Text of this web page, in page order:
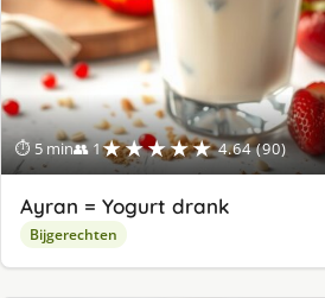
⏱ 5 min👥 1★★★★★ 4.64 (90)
Ayran = Yogurt drank
Bijgerechten